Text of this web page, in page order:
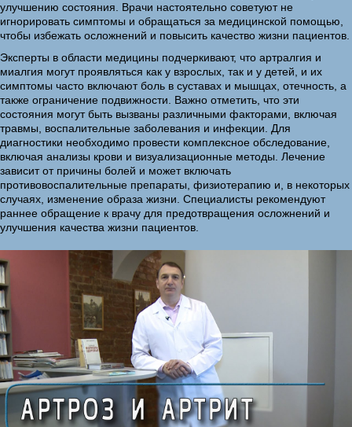
улучшению состояния. Врачи настоятельно советуют не
игнорировать симптомы и обращаться за медицинской помощью,
чтобы избежать осложнений и повысить качество жизни пациентов.
Эксперты в области медицины подчеркивают, что артралгия и
миалгия могут проявляться как у взрослых, так и у детей, и их
симптомы часто включают боль в суставах и мышцах, отечность, а
также ограничение подвижности. Важно отметить, что эти
состояния могут быть вызваны различными факторами, включая
травмы, воспалительные заболевания и инфекции. Для
диагностики необходимо провести комплексное обследование,
включая анализы крови и визуализационные методы. Лечение
зависит от причины болей и может включать
противовоспалительные препараты, физиотерапию и, в некоторых
случаях, изменение образа жизни. Специалисты рекомендуют
раннее обращение к врачу для предотвращения осложнений и
улучшения качества жизни пациентов.